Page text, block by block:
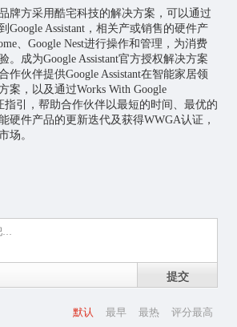
方采用酷宅科技的解决方案，可以通过
Google Assistant，相关产或销售的硬件产
、Google Nest进行操作和管理，为消费
。成为Google Assistant官方授权解决方案
作伙伴提供Google Assistant在智能家居领
案，以及通过Works With Google
指引，帮助合作伙伴以最短的时间、最优的
硬件产品的更新迭代及获得WWGA认证，
场。
提交
默认 最早 最热 评分最高